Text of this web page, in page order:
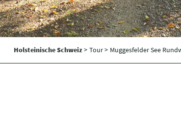
Holsteinische Schweiz> Tour > Muggesfelder See